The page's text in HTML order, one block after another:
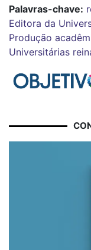
Palavras-chave:
Editora da
Produção
Universitárias